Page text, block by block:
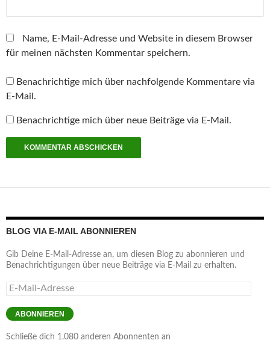
Name, E-Mail-Adresse und Website in diesem Browser
für meinen nächsten Kommentar speichern.
Benachrichtige mich über nachfolgende Kommentare via
E-Mail.
Benachrichtige mich über neue Beiträge via E-Mail.
BLOG VIA E-MAIL ABONNIEREN
Gib Deine E-Mail-Adresse an, um diesen Blog zu abonnieren und
Benachrichtigungen über neue Beiträge via E-Mail zu erhalten.
E-
Mail-
Adresse
ABONNIEREN
Schließe dich 1.080 anderen Abonnenten an